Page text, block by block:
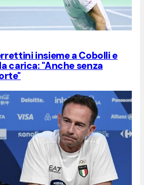
insieme a Cobolli e
carica: "Anche senza